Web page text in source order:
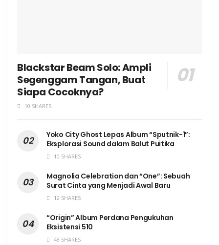
Blackstar Beam Solo: Ampli
Segenggam Tangan, Buat
Siapa Cocoknya?
10 SHARES
Yoko City Ghost Lepas Album “Sputnik-1”:
Eksplorasi Sound dalam Balut Puitika
10 SHARES
Magnolia Celebration dan “One”: Sebuah
Surat Cinta yang Menjadi Awal Baru
12 SHARES
“Origin” Album Perdana Pengukuhan
Eksistensi 510
48 SHARES